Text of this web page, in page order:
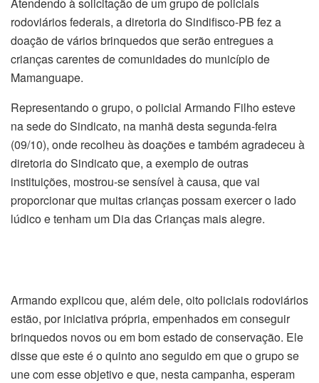
Atendendo à solicitação de um grupo de policiais
rodoviários federais, a diretoria do Sindifisco-PB fez a
doação de vários brinquedos que serão entregues a
crianças carentes de comunidades do município de
Mamanguape.
Representando o grupo, o policial Armando Filho esteve
na sede do Sindicato, na manhã desta segunda-feira
(09/10), onde recolheu às doações e também agradeceu à
diretoria do Sindicato que, a exemplo de outras
instituições, mostrou-se sensível à causa, que vai
proporcionar que muitas crianças possam exercer o lado
lúdico e tenham um Dia das Crianças mais alegre.
Armando explicou que, além dele, oito policiais rodoviários
estão, por iniciativa própria, empenhados em conseguir
brinquedos novos ou em bom estado de conservação. Ele
disse que este é o quinto ano seguido em que o grupo se
une com esse objetivo e que, nesta campanha, esperam